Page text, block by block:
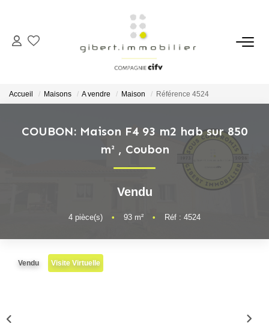
ACHETER
Maisons
Locaux Professionnels
Parkings
Immeubles
Terrains
Accueil Maisons A vendre Maison Référence 4524
COUBON: Maison F4 93 m2 hab sur 850
m² , Coubon
Vendu
4 pièce(s) • 93 m² • Réf : 4524
Vendu Visite Virtuelle